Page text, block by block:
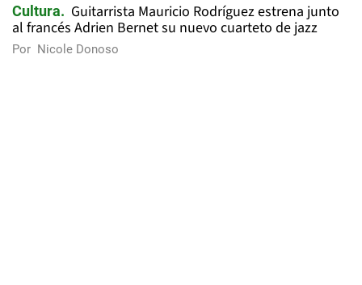
Cultura
Guitarrista Mauricio Rodríguez estrena junto
al francés Adrien Bernet su nuevo cuarteto de jazz
Por Nicole Donoso